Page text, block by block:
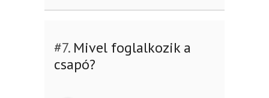
#7.Mivel foglalkozik a
csapó?